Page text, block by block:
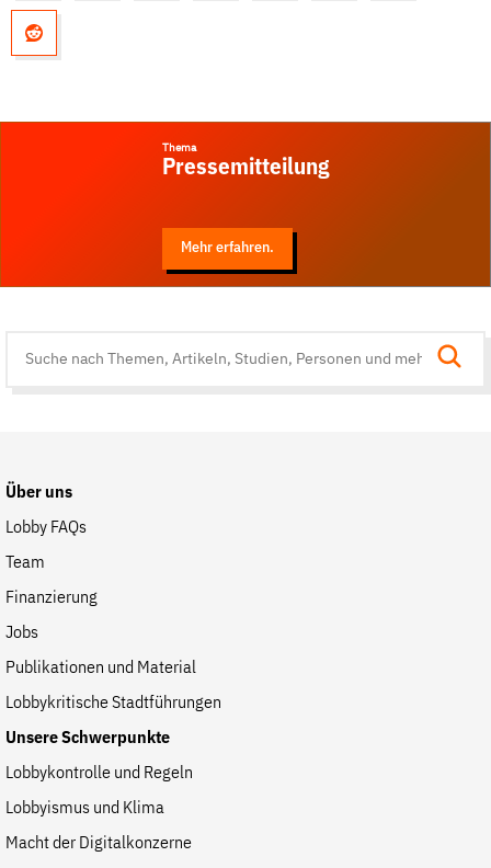
Thema
Pressemitteilung
Mehr erfahren.
Über uns
Lobby FAQs
Team
Finanzierung
Jobs
Publikationen und Material
Lobbykritische Stadtführungen
Unsere Schwerpunkte
Lobbykontrolle und Regeln
Lobbyismus und Klima
Macht der Digitalkonzerne